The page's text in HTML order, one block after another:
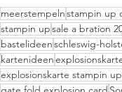
meerstempelnstampin up
stampin upsale a bration
bastelideenschleswig-
kartenideen
explosionskarte stampin up